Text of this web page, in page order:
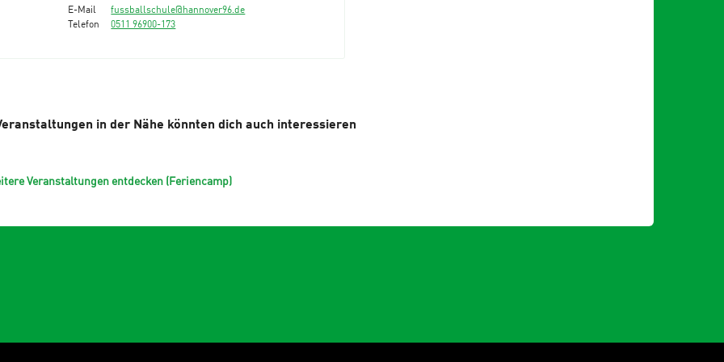
E-Mail
fussballschule@hannover96.de
Telefon
0511 96900-173
in der Nähe könnten dich auch interessieren
Veranstaltungen entdecken (Feriencamp)